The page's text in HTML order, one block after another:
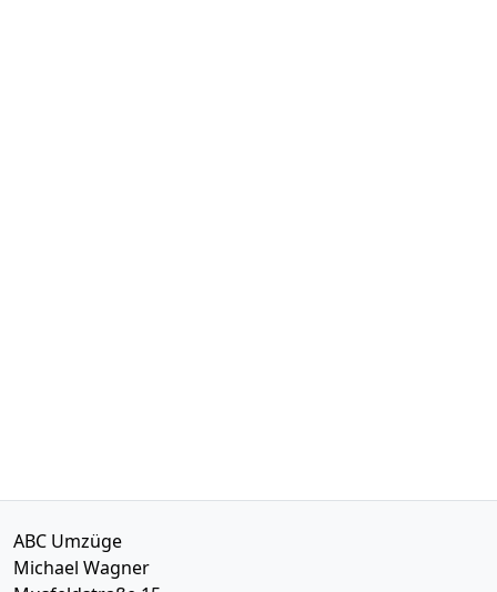
ABC Umzüge
Michael Wagner